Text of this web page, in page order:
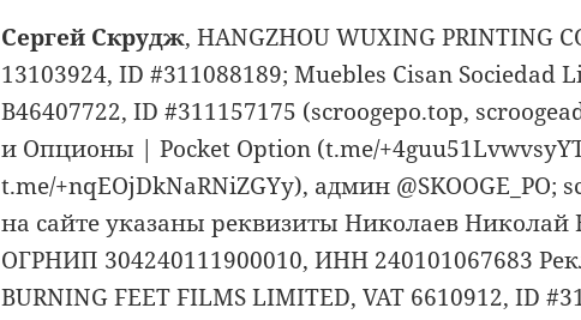
Сергей Скрудж, HANGZHOU WUXING PRINTING
13103924, ID #311088189; Muebles Cisan Sociedad
B46407722, ID #311157175 (scroogepo.top,
и Опционы | Pocket Option (t.me/
t.me/+nqEOjDkNaRNiZGYy), админ @SKOOGE_PO;
на сайте указаны реквизиты Николаев Николай
ОГРНИП 304240111900010, ИНН 240101067683
BURNING FEET FILMS LIMITED, VAT 6610912, ID